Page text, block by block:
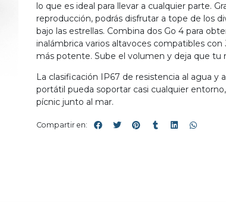
lo que es ideal para llevar a cualquier parte.
reproducción, podrás disfrutar a tope de los
bajo las estrellas. Combina dos Go 4 para
inalámbrica varios altavoces compatibles
más potente. Sube el volumen y deja que tu
La clasificación IP67 de resistencia al agua y
portátil pueda soportar casi cualquier
pícnic junto al mar.
Compartir en: